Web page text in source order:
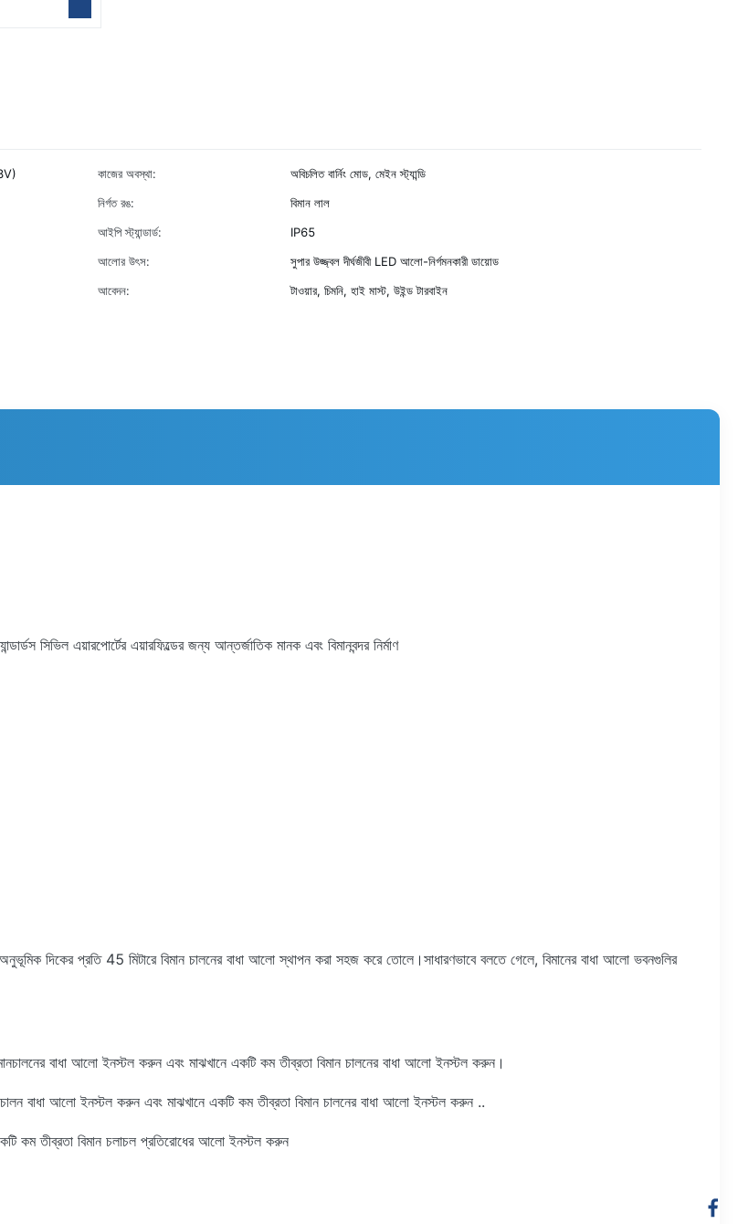
কাজের অবস্থা:
অবিচলিত বার্নিং মোড, মেইন স্ট্যান্ডি
নির্গত রঙ:
বিমান লাল
আইপি স্ট্যান্ডার্ড:
IP65
আলোর উৎস:
সুপার উজ্জ্বল দীর্ঘজীবী LED আলো-নির্গমনকারী ডায়োড
আবেদন:
টাওয়ার, চিমনি, হাই মাস্ট, উইন্ড টারবাইন
সিভিল এয়ারপোর্টের এয়ারফিল্ডের জন্য আন্তর্জাতিক মানক এবং বিমানবন্দর নির্মাণ
দিকের প্রতি 45 মিটারে বিমান চালনের বাধা আলো স্থাপন করা সহজ করে তোলে।সাধারণভাবে বলতে গেলে, বিমানের বাধা আলো ভবনগুলির
বাধা আলো ইনস্টল করুন এবং মাঝখানে একটি কম তীব্রতা বিমান চালনের বাধা আলো ইনস্টল করুন।
বাধা আলো ইনস্টল করুন এবং মাঝখানে একটি কম তীব্রতা বিমান চালনের বাধা আলো ইনস্টল করুন ..
কম তীব্রতা বিমান চলাচল প্রতিরোধের আলো ইনস্টল করুন